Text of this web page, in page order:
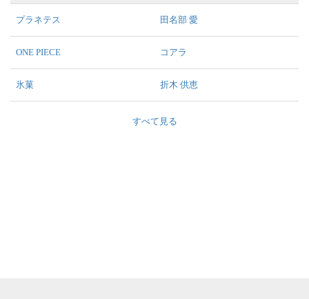
プラネテス 田名部 愛
ONE PIECE コアラ
氷菓 折木 供恵
すべて見る